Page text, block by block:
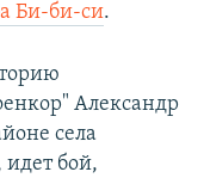
Би-би-си.
Александр
села
бой,